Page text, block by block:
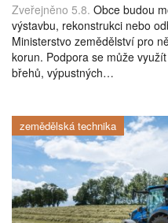
Zveřejněno 5.8. Obce budou
výstavbu, rekonstrukci nebo
Ministerstvo zemědělství pro
korun. Podpora se může
břehů, výpustných…
zemědělská technika